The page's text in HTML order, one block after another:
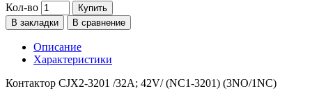
Кол-во
Купить
В закладки
В сравнение
Описание
Характеристики
Контактор CJX2-3201 /32A; 42V/ (NC1-3201) (3NO/1NC)